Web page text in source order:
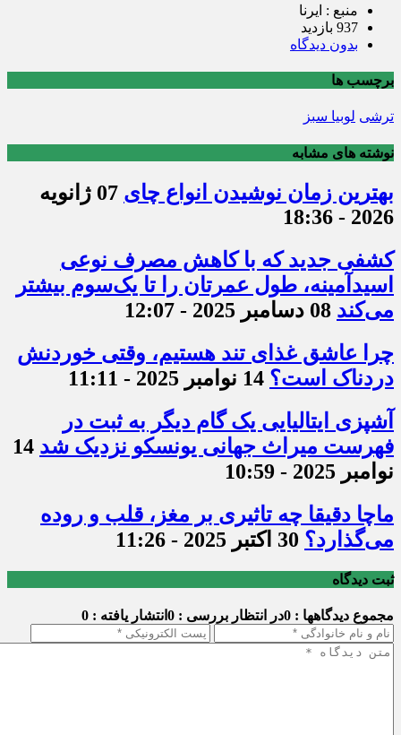
منبع : ایرنا
937 بازدید
بدون دیدگاه
برچسب ها
ترشی لوبیا سبز
نوشته های مشابه
بهترین زمان نوشیدن انواع چای
07 ژانویه
2026 - 18:36
کشفی جدید که با کاهش مصرف نوعی
اسیدآمینه، طول عمرتان را تا یک‌سوم بیشتر
می‌کند 08 دسامبر 2025 - 12:07
چرا عاشق غذای تند هستیم، وقتی خوردنش
دردناک است؟ 14 نوامبر 2025 - 11:11
آشپزی ایتالیایی یک گام دیگر به ثبت در
فهرست میراث جهانی یونسکو نزدیک شد 14
نوامبر 2025 - 10:59
ماچا دقیقا چه تاثیری بر مغز، قلب و روده
می‌گذارد؟ 30 اکتبر 2025 - 11:26
ثبت دیدگاه
مجموع دیدگاهها : 0 در انتظار بررسی : 0 انتشار یافته : 0